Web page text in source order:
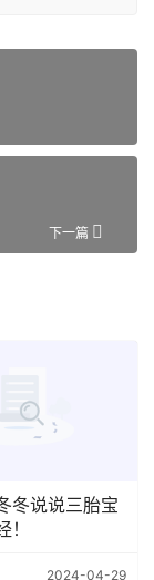
下一篇
冬说说三胎宝
2024-04-29